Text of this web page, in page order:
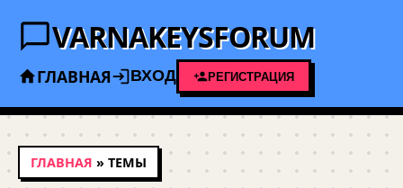
VARNAKEYSFORUM
ГЛАВНАЯ ВХОД РЕГИСТРАЦИЯ
ГЛАВНАЯ » ТЕМЫ